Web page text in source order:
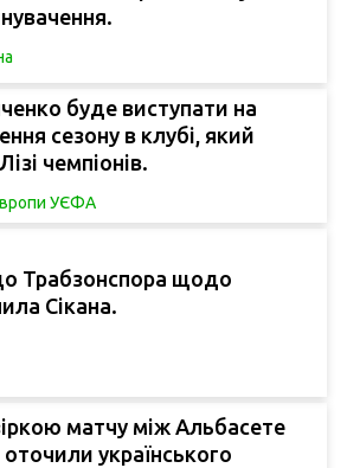
буде виступати на
сезону в клубі, який
чемпіонів.
УЄФА
Трабзонспора щодо
Сікана.
матчу між Альбасете
українського